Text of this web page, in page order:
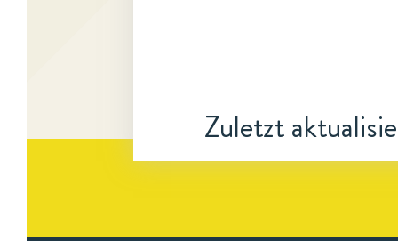
Zuletzt